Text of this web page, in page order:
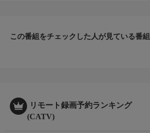
この番組をチェックした人が見ている番組
リモート録画予約ランキング
(CATV)